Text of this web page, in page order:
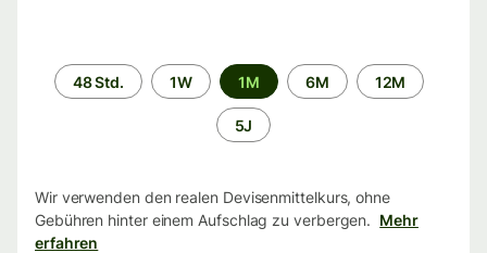
Zeitraum
48 Std. 1W 1M 6M 12M
5J
Wir verwenden den realen Devisenmittelkurs, ohne
Gebühren hinter einem Aufschlag zu verbergen. Mehr
erfahren